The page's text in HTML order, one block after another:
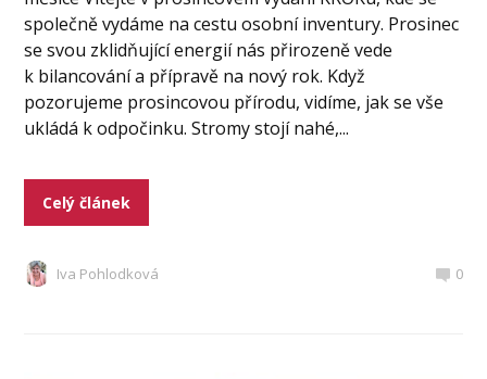
společně vydáme na cestu osobní inventury. Prosinec
se svou zklidňující energií nás přirozeně vede
k bilancování a přípravě na nový rok. Když
pozorujeme prosincovou přírodu, vidíme, jak se vše
ukládá k odpočinku. Stromy stojí nahé,...
Celý článek
Iva Pohlodková 0